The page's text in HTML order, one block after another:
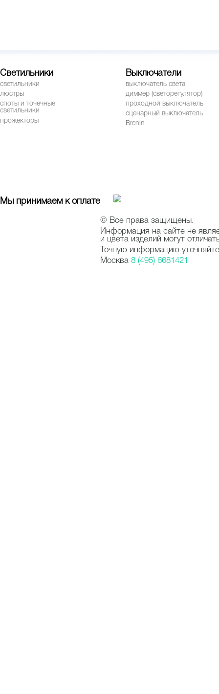
Светильники
светильники
люстры
споты и точечные
светильники
прожекторы
Выключатели
выключатель света
диммер (светорегулятор)
проходной выключатель
сценарный выключатель
Brenin
Мы принимаем к оплате
© Все права защищены.
Информация на сайте не
и цвета изделий могут
Точную информацию
Москва 8 (495) 6681421